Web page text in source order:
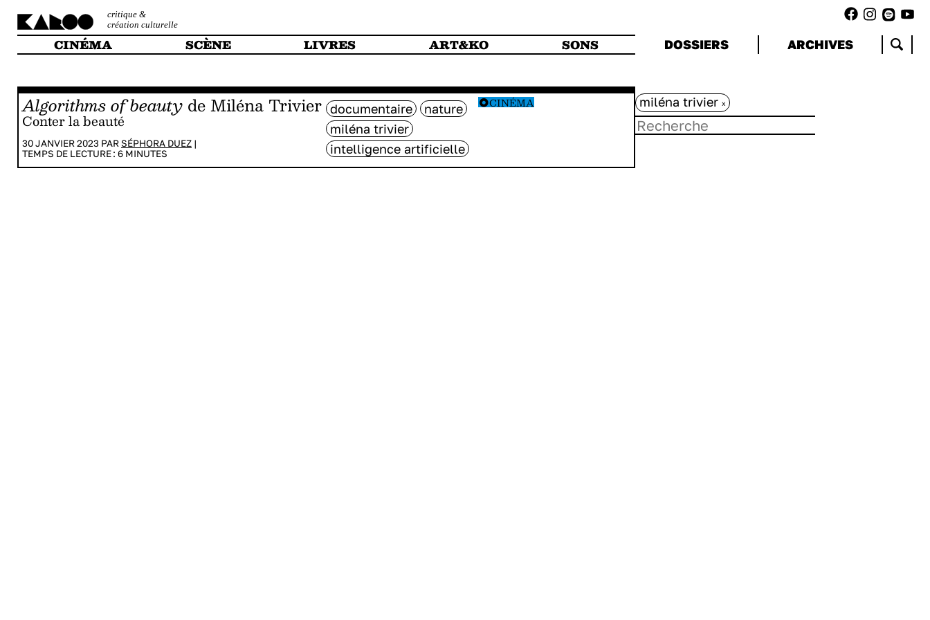
critique &
création culturelle
CINÉMA SCÈNE LIVRES ART&KO SONS DOSSIERS ARCHIVES
Algorithms of beauty de Miléna Trivier
Conter la beauté
30 JANVIER 2023 PAR SÉPHORA DUEZ |
TEMPS DE LECTURE : 6 MINUTES
documentaire
nature
miléna trivier
intelligence artificielle
CINÉMA miléna trivier x